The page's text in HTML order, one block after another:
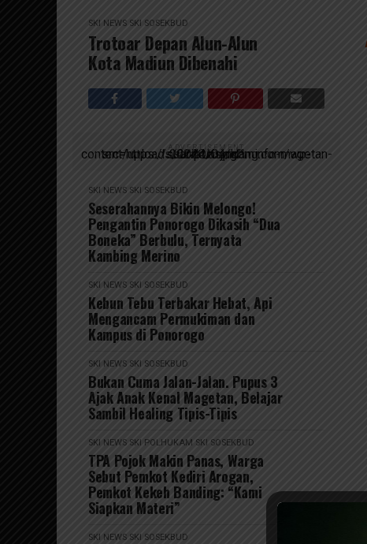
SKI NEWS SKI SOSEKBUD
Trotoar Depan Alun-Alun
Kota Madiun Dibenahi
ADVERTISEMENT
script async src=https://suarakumandang.com/wp-content/uploads/2024/04/kominfo-magetan-2024OIO.jpg""
SKI NEWS SKI SOSEKBUD
Seserahannya Bikin Melongo!
Pengantin Ponorogo Dikasih “Dua
Boneka” Berbulu, Ternyata
Kambing Merino
SKI NEWS SKI SOSEKBUD
Kebun Tebu Terbakar Hebat, Api
Mengancam Permukiman dan
Kampus di Ponorogo
SKI NEWS SKI SOSEKBUD
Bukan Cuma Jalan-Jalan. Pupus 3
Ajak Anak Kenal Magetan, Belajar
Sambil Healing Tipis-Tipis
SKI NEWS SKI POLHUKAM SKI SOSEKBUD
TPA Pojok Makin Panas, Warga
Sebut Pemkot Kediri Arogan,
Pemkot Kekeh Banding: “Kami
Siapkan Materi”
SKI NEWS SKI SOSEKBUD